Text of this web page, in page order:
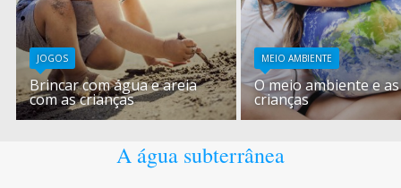
JOGOS
Brincar com água e areia
com as crianças
MEIO AMBIENTE
O meio ambiente e as
crianças
A água subterrânea